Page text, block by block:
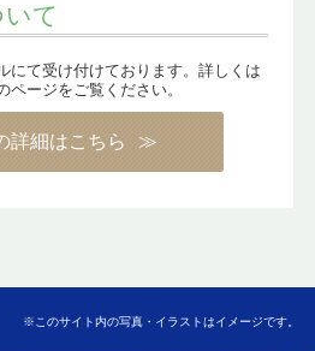
て
にて受け付けております。詳しくは
ージをご覧ください。
詳細はこちら
※このサイト内の写真・イラストはイメージです。